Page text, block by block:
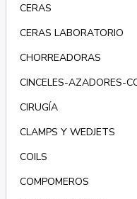
CERAS
CERAS LABORATORIO
CHORREADORAS
CINCELES-AZADORES-
CIRUGÍA
CLAMPS Y WEDJETS
COILS
COMPOMEROS